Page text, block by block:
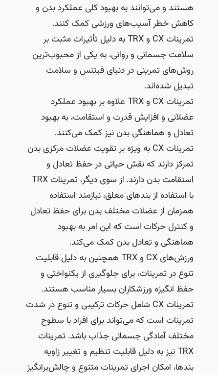
هستند و می‌توانند به بهبود کلی عملکرد بدن و
کاهش خطر آسیب‌های ورزشی کمک کنند.
تمرینات CX و TRX به دلیل تأثیرات مثبت بر
سلامت جسمانی و روانی، به یکی از محبوب‌ترین
روش‌های تمرینی در دنیای فیتنس و سلامت
تبدیل شده‌اند.
تمرینات CX و TRX علاوه بر بهبود عملکرد
عضلانی و افزایش قدرت و استقامت، به بهبود
تعادل و هماهنگی بدن نیز کمک می‌کنند.
تمرینات CX به ویژه بر تقویت عضلات مرکزی بدن
تمرکز دارند که نقش حیاتی در حفظ تعادل و
استقامت بدن دارند. از سوی دیگر، تمرینات TRX
با استفاده از بندهای معلق، نیازمند استفاده
همزمان از عضلات مختلف بدن برای حفظ تعادل
و کنترل حرکات است که این امر به بهبود
هماهنگی و تعادل بدن کمک می‌کند.
ورزش‌های CX و TRX همچنین به دلیل قابلیت
تنوع در تمرینات، برای جلوگیری از یکنواختی و
حفظ انگیزه ورزشکاران بسیار مناسب هستند.
تمرینات CX شامل حرکات ترکیبی و تنوع در شدت
تمرینات است که می‌تواند برای افراد با سطوح
مختلف آمادگی جسمانی جذاب باشد. تمرینات
TRX نیز به دلیل قابلیت تنظیم و تغییر زاویه
بندها، امکان اجرای تمرینات متنوع و چالش‌برانگیز